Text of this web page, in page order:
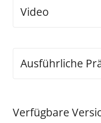
Hauptmerkmale:
bietet.
•Einschichtige
Video
Ausführliche
Verfügbare